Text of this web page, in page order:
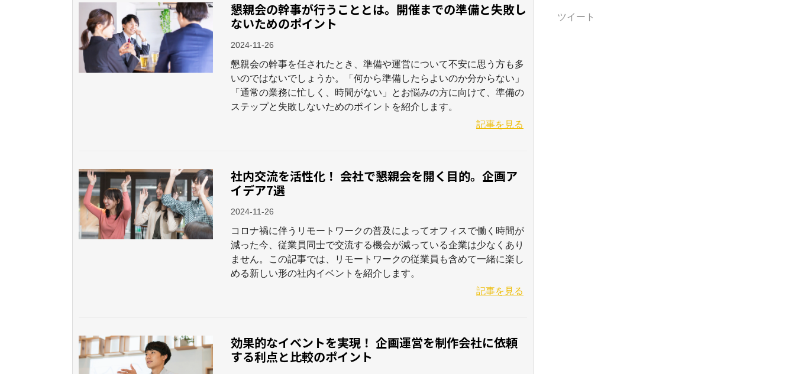
懇親会の幹事が行うこととは。開催までの準備と失敗し
ないためのポイント
2024-11-26
懇親会の幹事を任されたとき、準備や運営について不安に思う方も多
いのではないでしょうか。「何から準備したらよいのか分からない」
「通常の業務に忙しく、時間がない」とお悩みの方に向けて、準備の
ステップと失敗しないためのポイントを紹介します。
記事を見る
社内交流を活性化！ 会社で懇親会を開く目的。企画ア
イデア7選
2024-11-26
コロナ禍に伴うリモートワークの普及によってオフィスで働く時間が
減った今、従業員同士で交流する機会が減っている企業は少なくあり
ません。この記事では、リモートワークの従業員も含めて一緒に楽し
める新しい形の社内イベントを紹介します。
記事を見る
効果的なイベントを実現！ 企画運営を制作会社に依頼
する利点と比較のポイント
ツイート